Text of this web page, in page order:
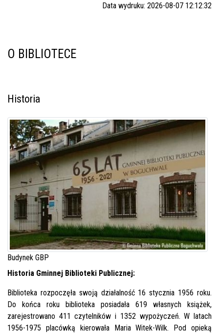
Data wydruku: 2026-08-07 12:12:32
O BIBLIOTECE
Historia
Budynek GBP
Historia Gminnej Biblioteki Publicznej:
Biblioteka rozpoczęła swoją działalność 16 stycznia 1956 roku.
Do końca roku biblioteka posiadała 619 własnych książek,
zarejestrowano 411 czytelników i 1352 wypożyczeń. W latach
1956-1975 placówką kierowała Maria Witek-Wilk. Pod opieką